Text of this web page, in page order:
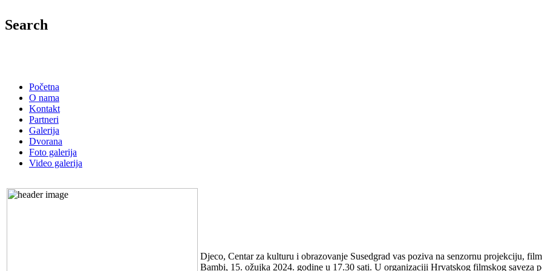
Search
Početna
O nama
Kontakt
Partneri
Galerija
Dvorana
Foto galerija
Video galerija
Djeco, Centar za kulturu i obrazovanje Susedgrad vas poziva na senzornu projekciju, film
Bambi, 15. ožujka 2024. godine u 17.30 sati. U organizaciji Hrvatskog filmskog saveza